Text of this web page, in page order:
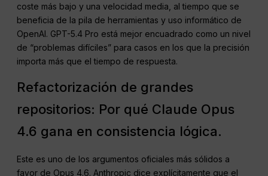
coste más bajo y una velocidad media, al tiempo que se
beneficia de la pila de herramientas y uso informático de
OpenAI. GPT-5.4 Pro está mejor encuadrado como un nivel
de “problemas difíciles” para casos en los que la precisión
importa más que el tiempo de respuesta.
Refactorización de grandes
repositorios: Por qué Claude Opus
4.6 gana en consistencia lógica.
Este es uno de los argumentos oficiales más sólidos a
favor de Opus 4.6. Anthropic dice explícitamente que el